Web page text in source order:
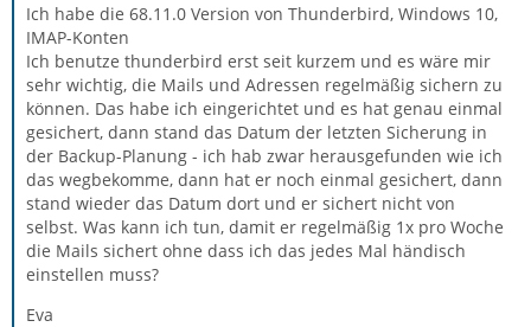
Ich habe die 68.11.0 Version von Thunderbird, Windows 10,
IMAP-Konten
Ich benutze thunderbird erst seit kurzem und es wäre mir
sehr wichtig, die Mails und Adressen regelmäßig sichern zu
können. Das habe ich eingerichtet und es hat genau einmal
gesichert, dann stand das Datum der letzten Sicherung in
der Backup-Planung - ich hab zwar herausgefunden wie ich
das wegbekomme, dann hat er noch einmal gesichert, dann
stand wieder das Datum dort und er sichert nicht von
selbst. Was kann ich tun, damit er regelmäßig 1x pro Woche
die Mails sichert ohne dass ich das jedes Mal händisch
einstellen muss?
Eva